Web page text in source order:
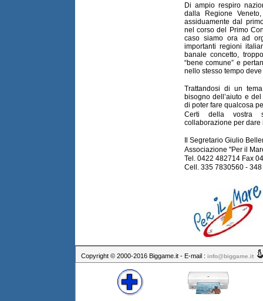
Di ampio respiro
dalla Regione
assiduamente dal
nel corso del Primo
caso siamo ora ad
importanti regioni
banale concetto,
“bene comune” e
nello stesso tempo
Trattandosi di un
bisogno dell’aiuto e
di poter fare qualcosa
Certi della vostra
collaborazione per dare
Il Segretario Giulio
Associazione "Per il
Tel. 0422 482714 Fax
Cell. 335 7830560 -
Copyright © 2000-2016 Biggame.it - E-mail : info@biggame.it